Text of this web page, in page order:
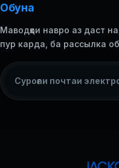
Обуна
Маводҳои навро аз даст
пур карда, ба рассылка